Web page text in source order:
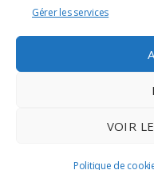
Gérer les services
VOIR
Politique de
©